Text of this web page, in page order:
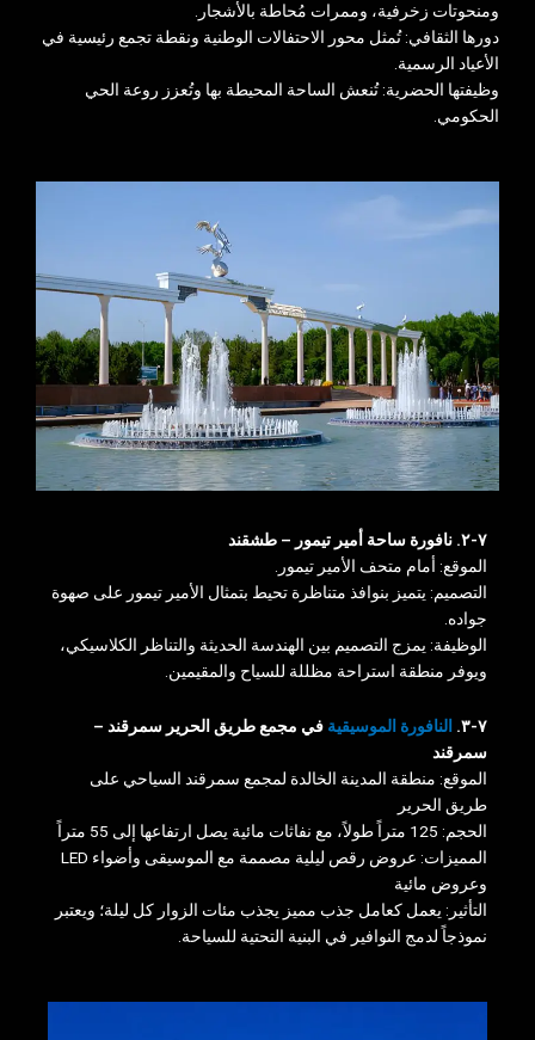
ومنحوتات زخرفية، وممرات مُحاطة بالأشجار.
دورها الثقافي: تُمثل محور الاحتفالات الوطنية ونقطة تجمع رئيسية في
الأعياد الرسمية.
وظيفتها الحضرية: تُنعش الساحة المحيطة بها وتُعزز روعة الحي
الحكومي.
٧-٢. نافورة ساحة أمير تيمور – طشقند
الموقع: أمام متحف الأمير تيمور.
التصميم: يتميز بنوافذ متناظرة تحيط بتمثال الأمير تيمور على صهوة
جواده.
الوظيفة: يمزج التصميم بين الهندسة الحديثة والتناظر الكلاسيكي،
ويوفر منطقة استراحة مظللة للسياح والمقيمين.
٧-٣. النافورة الموسيقية في مجمع طريق الحرير سمرقند –
سمرقند
الموقع: منطقة المدينة الخالدة لمجمع سمرقند السياحي على
طريق الحرير
الحجم: 125 متراً طولاً، مع نفاثات مائية يصل ارتفاعها إلى 55 متراً
المميزات: عروض رقص ليلية مصممة مع الموسيقى وأضواء LED
وعروض مائية
التأثير: يعمل كعامل جذب مميز يجذب مئات الزوار كل ليلة؛ ويعتبر
نموذجاً لدمج النوافير في البنية التحتية للسياحة.